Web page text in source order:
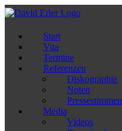
Zum
Inhalt
Start
Vita
Termine
Referenzen
Diskographie
Noten
Pressestimmen
Media
Videos